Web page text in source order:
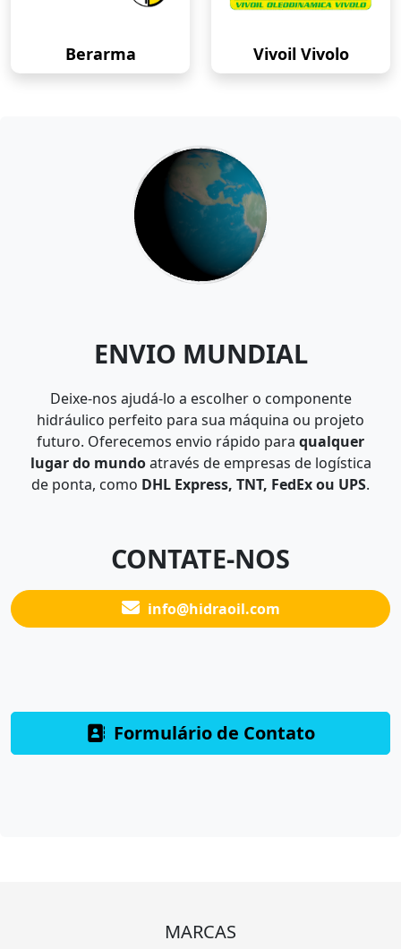
Berarma Vivoil Vivolo
ENVIO MUNDIAL
Deixe-nos ajudá-lo a escolher o componente
hidráulico perfeito para sua máquina ou projeto
futuro. Oferecemos envio rápido para qualquer
lugar do mundoatravés de empresas de logística
de ponta, como DHL Express, TNT, FedEx ou UPS.
CONTATE-NOS
info@hidraoil.com
Formulário de Contato
MARCAS